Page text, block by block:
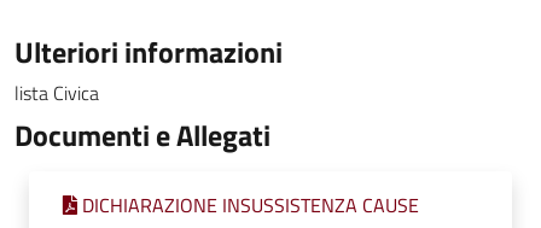
Ulteriori informazioni
lista Civica
Documenti e Allegati
DICHIARAZIONE INSUSSISTENZA CAUSE